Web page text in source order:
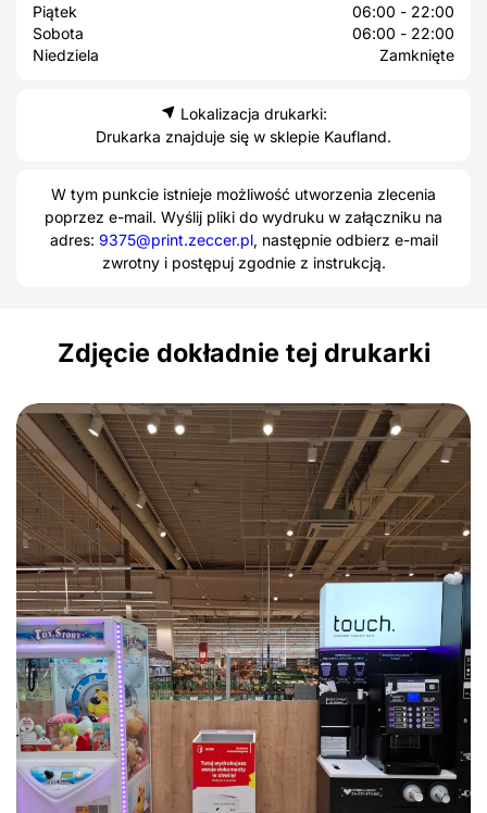
Piątek
06:00 - 22:00
Sobota
06:00 - 22:00
Niedziela
Zamknięte
Lokalizacja drukarki:
Drukarka znajduje się w sklepie Kaufland.
W tym punkcie istnieje możliwość utworzenia zlecenia
poprzez e-mail. Wyślij pliki do wydruku w załączniku na
adres: 9375@print.zeccer.pl, następnie odbierz e-mail
zwrotny i postępuj zgodnie z instrukcją.
Zdjęcie dokładnie tej drukarki